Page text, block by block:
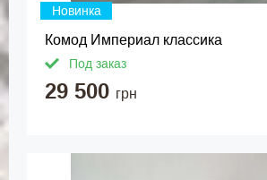
Новинка
Комод Империал классика
Под заказ
29 500 грн